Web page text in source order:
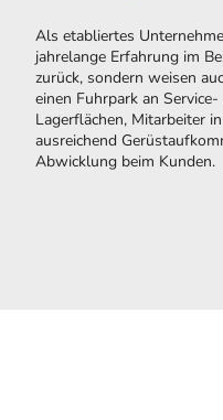
Als etabliertes
jahrelange Erfahrung im
zurück, sondern weisen
einen Fuhrpark an
Lagerflächen, Mitarbeiter
ausreichend
Abwicklung beim Kunden.